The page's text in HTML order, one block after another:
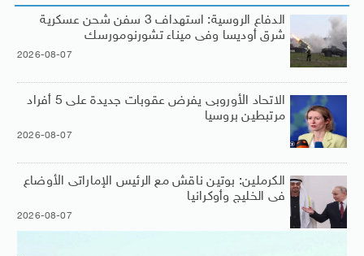
الدفاع الروسية: استهداف 3 سفن شحن عسكرية
شرق أوديسا وفى ميناء تشورنومورسك
2026-08-07
الاتحاد الأوروبى يفرض عقوبات جديدة على 5 أفراد
مرتبطين بروسيا
2026-08-07
الكرملين: بوتين ناقش مع الرئيس الإماراتى الأوضاع
فى الخليج وأوكرانيا
2026-08-07